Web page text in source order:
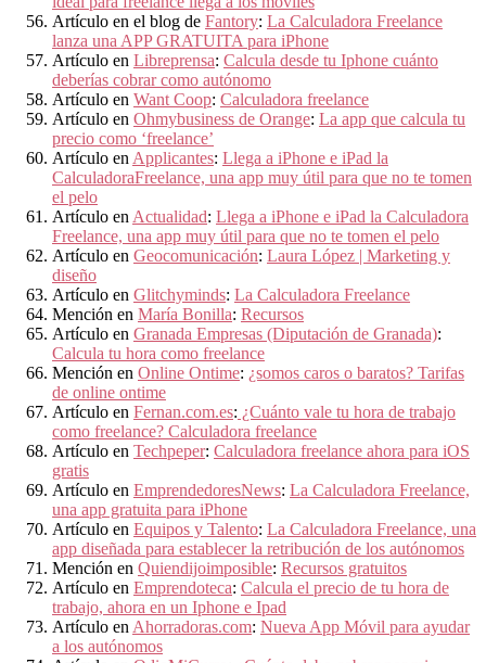
Artículo en el blog de Fantory: La Calculadora Freelance
lanza una APP GRATUITA para iPhone
Artículo en Libreprensa: Calcula desde tu Iphone cuánto
deberías cobrar como autónomo
Artículo en Want Coop: Calculadora freelance
Artículo en Ohmybusiness de Orange: La app que calcula tu
precio como ‘freelance’
Artículo en Applicantes: Llega a iPhone e iPad la
CalculadoraFreelance, una app muy útil para que no te tomen
el pelo
Artículo en Actualidad: Llega a iPhone e iPad la Calculadora
Freelance, una app muy útil para que no te tomen el pelo
Artículo en Geocomunicación: Laura López | Marketing y
diseño
Artículo en Glitchyminds: La Calculadora Freelance
Mención en María Bonilla: Recursos
Artículo en Granada Empresas (Diputación de Granada):
Calcula tu hora como freelance
Mención en Online Ontime: ¿somos caros o baratos? Tarifas
de online ontime
Artículo en Fernan.com.es: ¿Cuánto vale tu hora de trabajo
como freelance? Calculadora freelance
Artículo en Techpeper: Calculadora freelance ahora para iOS
gratis
Artículo en EmprendedoresNews: La Calculadora Freelance,
una app gratuita para iPhone
Artículo en Equipos y Talento: La Calculadora Freelance, una
app diseñada para establecer la retribución de los autónomos
Mención en Quiendijoimposible: Recursos gratuitos
Artículo en Emprendoteca: Calcula el precio de tu hora de
trabajo, ahora en un Iphone e Ipad
Artículo en Ahorradoras.com: Nueva App Móvil para ayudar
a los autónomos